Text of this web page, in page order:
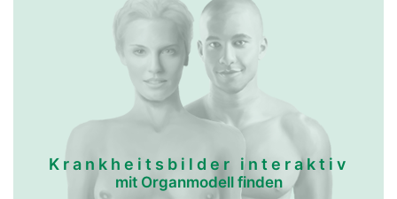
Krankheitsbilder interaktiv
mit Organmodell finden